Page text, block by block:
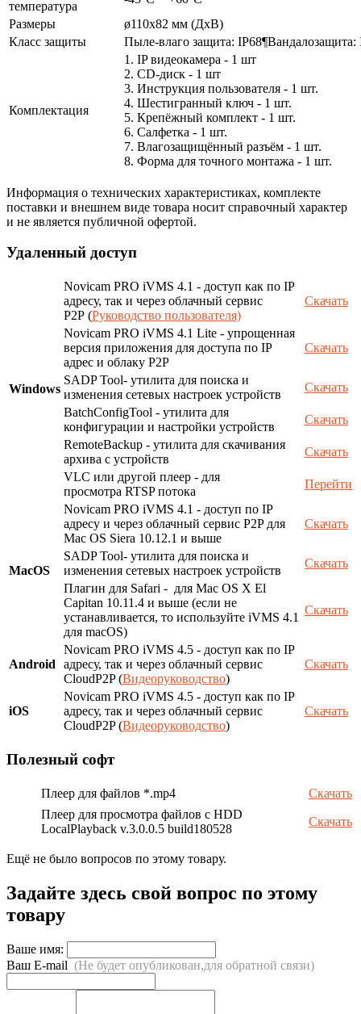
температура
Размеры
ø110х82 мм (ДхВ)
Класс защиты
Пыле-влаго защита: IP68¶Вандалозащита:
Комплектация
1. IP видеокамера - 1 шт
2. СD-диск - 1 шт
3. Инструкция пользователя - 1 шт.
4. Шестигранный ключ - 1 шт.
5. Крепёжный комплект - 1 шт.
6. Салфетка - 1 шт.
7. Влагозащищённый разъём - 1 шт.
8. Форма для точного монтажа - 1 шт.
Информация о технических характеристиках, комплекте
поставки и внешнем виде товара носит справочный характер
и не является публичной офертой.
Удаленный доступ
Windows
Novicam PRO iVMS 4.1 - доступ как по IP
адресу, так и через облачный сервис
P2P (Руководство пользователя)
Скачать
Novicam PRO iVMS 4.1 Lite - упрощенная
версия приложения для доступа по IP
адрес и облаку P2P
Скачать
SADP Tool- утилита для поиска и
изменения сетевых настроек устройств
Скачать
BatchConfigTool - утилита для
конфигурации и настройки устройств
Скачать
RemoteBackup - утилита для скачивания
архива с устройств
Скачать
VLC или другой плеер - для
просмотра RTSP потока
Перейти
MacOS
Novicam PRO iVMS 4.1 - доступ по IP
адресу и через облачный сервис P2P для
Mac OS Siera 10.12.1 и выше
Скачать
SADP Tool- утилита для поиска и
изменения сетевых настроек устройств
Скачать
Плагин для Safari - для Mac OS X El
Capitan 10.11.4 и выше (если не
устанавливается, то используйте iVMS 4.1
для macOS)
Скачать
Android
Novicam PRO iVMS 4.5 - доступ как по IP
адресу, так и через облачный сервис
CloudP2P (Видеоруководство)
Скачать
iOS
Novicam PRO iVMS 4.5 - доступ как по IP
адресу, так и через облачный сервис
CloudP2P (Видеоруководство)
Скачать
Полезный софт
Плеер для файлов *.mp4
Скачать
Плеер для просмотра файлов с HDD
LocalPlayback v.3.0.0.5 build180528
Скачать
Ещё не было вопросов по этому товару.
Задайте здесь свой вопрос по этому
товару
Ваше имя:
Ваш E-mail (Не будет опубликован,для обратной связи)